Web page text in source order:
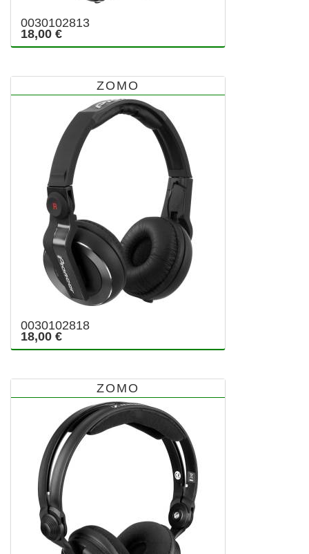
0030102813
18,00 €
ZOMO
0030102818
18,00 €
ZOMO